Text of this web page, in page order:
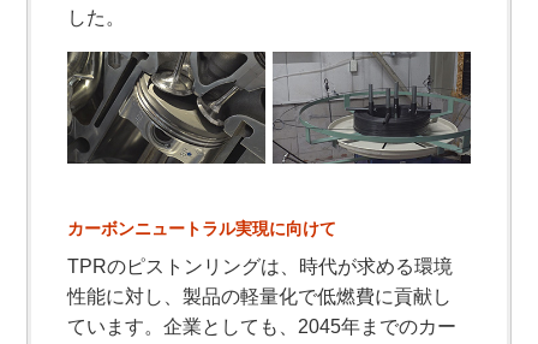
した。
カーボンニュートラル実現に向けて
TPRのピストンリングは、時代が求める環境
性能に対し、製品の軽量化で低燃費に貢献し
ています。企業としても、2045年までのカー